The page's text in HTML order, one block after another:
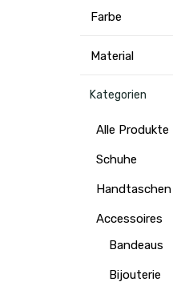
Farbe
Material
Kategorien
Alle Produkte
Schuhe
Handtaschen
Accessoires
Bandeaus
Bijouterie